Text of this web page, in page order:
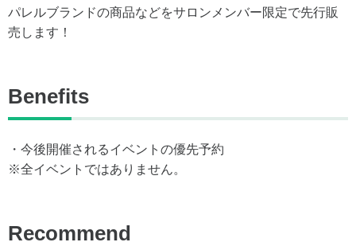
パレルブランドの商品などをサロンメンバー限定で先行販
売します！
Benefits
・今後開催されるイベントの優先予約
※全イベントではありません。
Recommend